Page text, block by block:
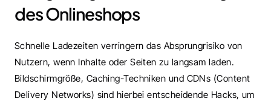
des Onlineshops
Schnelle Ladezeiten verringern das Absprungrisiko von
Nutzern, wenn Inhalte oder Seiten zu langsam laden.
Bildschirmgröße, Caching-Techniken und CDNs (Content
Delivery Networks) sind hierbei entscheidende Hacks, um